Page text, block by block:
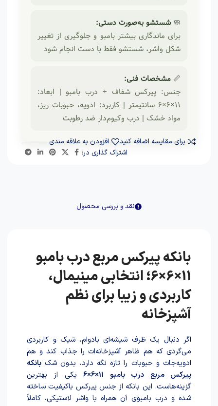
🧼شستشو به‌صورت دستی:
برای ماندگاری بیشتر بامبو و جلوگیری از تغییر
شکل واشر، شستشو فقط با دست انجام شود
📏 مشخصات فنی:
جنس: پیرکس شفاف + درب بامبو | ابعاد:
11×6×6 سانتیمتر | کاربرد: ادویه، حبوبات ریز،
مواد خشک | درب وکیوم‌دار ضد رطوبت
برای مقایسه اضافه کنید
افزودن به علاقه مندی
اشتراک گذاری در:
نقد و بررسی محصول
بانکه پیرکس مربع درب بامبو
11×6×6؛ انتخابی مینیمال،
کاربردی و زیبا برای نظم
آشپزخانه
اگر دنبال یک ظرف شیشه‌ای بادوام، شیک و کاربردی
می‌گردی که هم ظاهر آشپزخانه‌ات را جذاب کند و هم
ادویه‌جات و حبوبات را تازه نگه دارد، بدون شک بانکه
پیرکس مربع درب بامبو 11×6×6
یکی از بهترین
گزینه‌هاست. این بانکه از جنس پیرکس باکیفیت ساخته
شده و درب بامبوی آن همراه با واشر لاستیکی، کاملاً